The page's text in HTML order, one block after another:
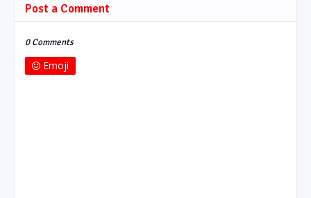
Post a Comment
0 Comments
Emoji